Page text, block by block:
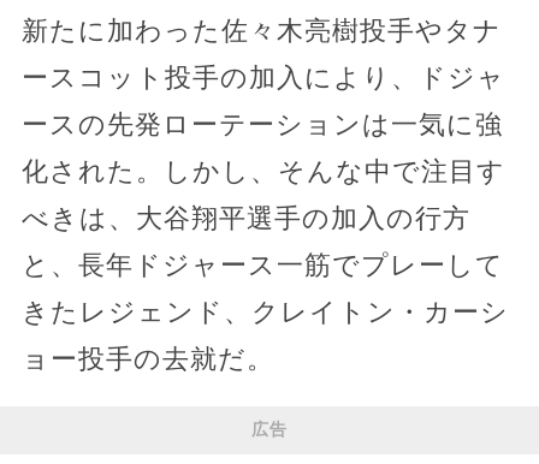
新たに加わった佐々木亮樹投手やタナ
ースコット投手の加入により、ドジャ
ースの先発ローテーションは一気に強
化された。しかし、そんな中で注目す
べきは、大谷翔平選手の加入の行方
と、長年ドジャース一筋でプレーして
きたレジェンド、クレイトン・カーシ
ョー投手の去就だ。
広告